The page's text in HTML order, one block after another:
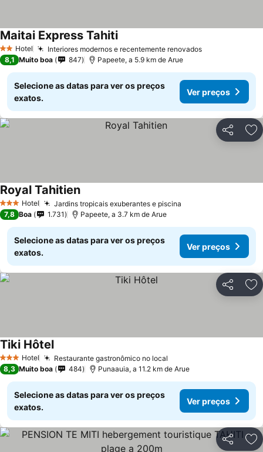
2 Estrelas
Hotel Interiores modernos e recentemente renovadosVer preços
Maitai Express TahitiVer preços
8,1 Muito boa 847 Papeete, a 5.9 km de Arue
Selecione as datas para ver os preços
exatos.
Ver preços
Partilhar
3 EstrelasHotel Jardins tropicais exuberantes e piscina
Royal TahitienVer preços
7,8 Boa 1.731 Papeete, a 3.7 km de Arue
Selecione as datas para ver os preços
exatos.
Ver preços
Partilhar
3 EstrelasHotel Restaurante gastronômico no local
Tiki HôtelVer preços
8,3 Muito boa 484 Punaauia, a 11.2 km de Arue
Selecione as datas para ver os preços
exatos.
Ver preços
Partilhar